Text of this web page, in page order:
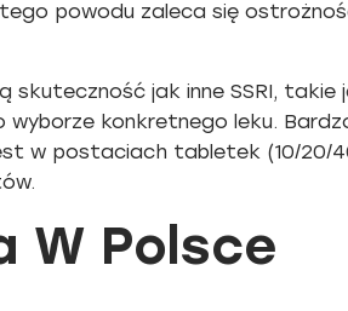
powodu zaleca się
skuteczność jak inne SSRI,
wyborze konkretnego leku.
w postaciach tabletek (10/20/
W Polsce